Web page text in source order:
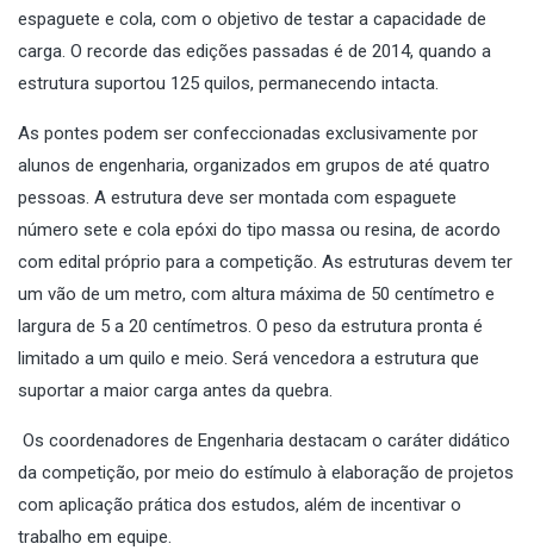
espaguete e cola, com o objetivo de testar a capacidade de
carga. O recorde das edições passadas é de 2014, quando a
estrutura suportou 125 quilos, permanecendo intacta.
As pontes podem ser confeccionadas exclusivamente por
alunos de engenharia, organizados em grupos de até quatro
pessoas. A estrutura deve ser montada com espaguete
número sete e cola epóxi do tipo massa ou resina, de acordo
com edital próprio para a competição. As estruturas devem ter
um vão de um metro, com altura máxima de 50 centímetro e
largura de 5 a 20 centímetros. O peso da estrutura pronta é
limitado a um quilo e meio. Será vencedora a estrutura que
suportar a maior carga antes da quebra.
Os coordenadores de Engenharia destacam o caráter didático
da competição, por meio do estímulo à elaboração de projetos
com aplicação prática dos estudos, além de incentivar o
trabalho em equipe.